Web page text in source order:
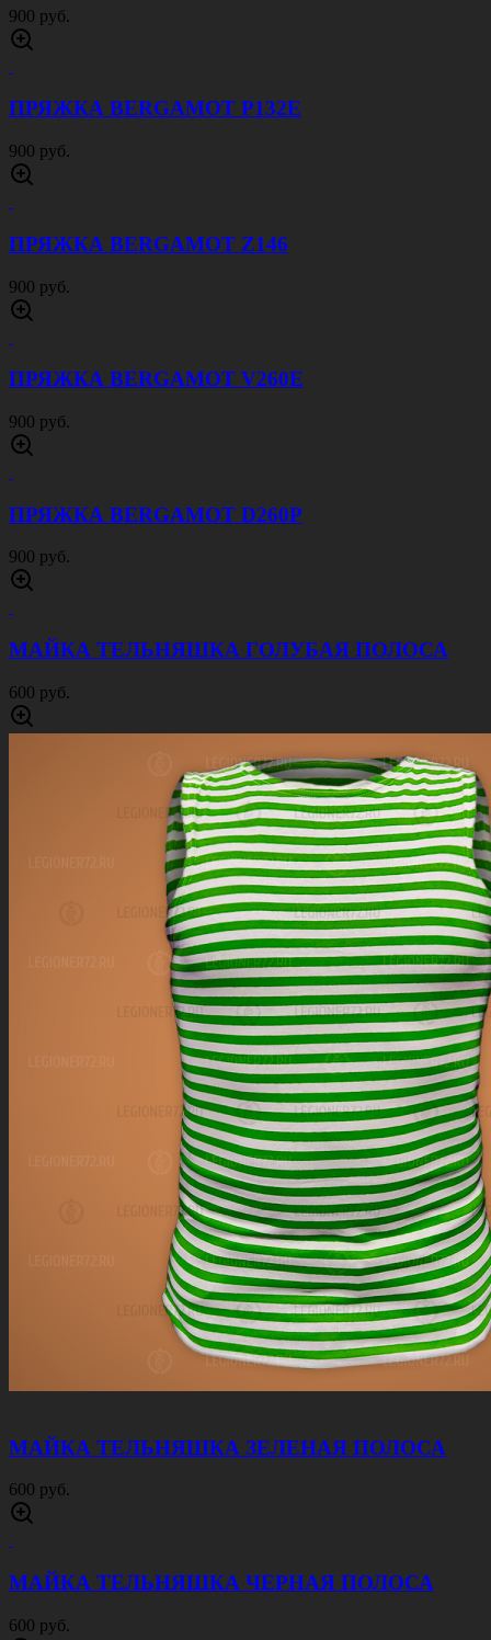
900 руб.
ПРЯЖКА BERGAMOT P132E
900 руб.
ПРЯЖКА BERGAMOT Z146
900 руб.
ПРЯЖКА BERGAMOT V260E
900 руб.
ПРЯЖКА BERGAMOT D260P
900 руб.
МАЙКА ТЕЛЬНЯШКА ГОЛУБАЯ ПОЛОСА
600 руб.
МАЙКА ТЕЛЬНЯШКА ЗЕЛЕНАЯ ПОЛОСА
600 руб.
МАЙКА ТЕЛЬНЯШКА ЧЕРНАЯ ПОЛОСА
600 руб.